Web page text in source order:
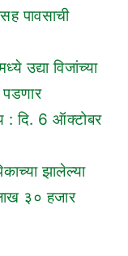
पावसाची
उद्या विजांच्या
: दि. 6 ऑक्टोबर
झालेल्या
३० हजार